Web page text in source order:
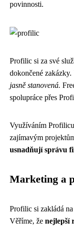
povinnosti.
Profilic si za své
dokončené zakázky.
jasně stanovená.
spolupráce přes
Využíváním
zajímavým
usnadňují správu
Marketing a
Profilic si zakládá
Věříme, že nejlepší